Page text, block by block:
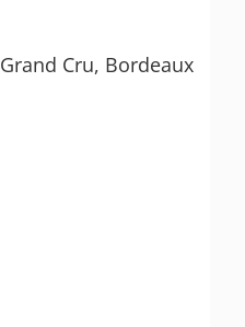
Cru, Bordeaux